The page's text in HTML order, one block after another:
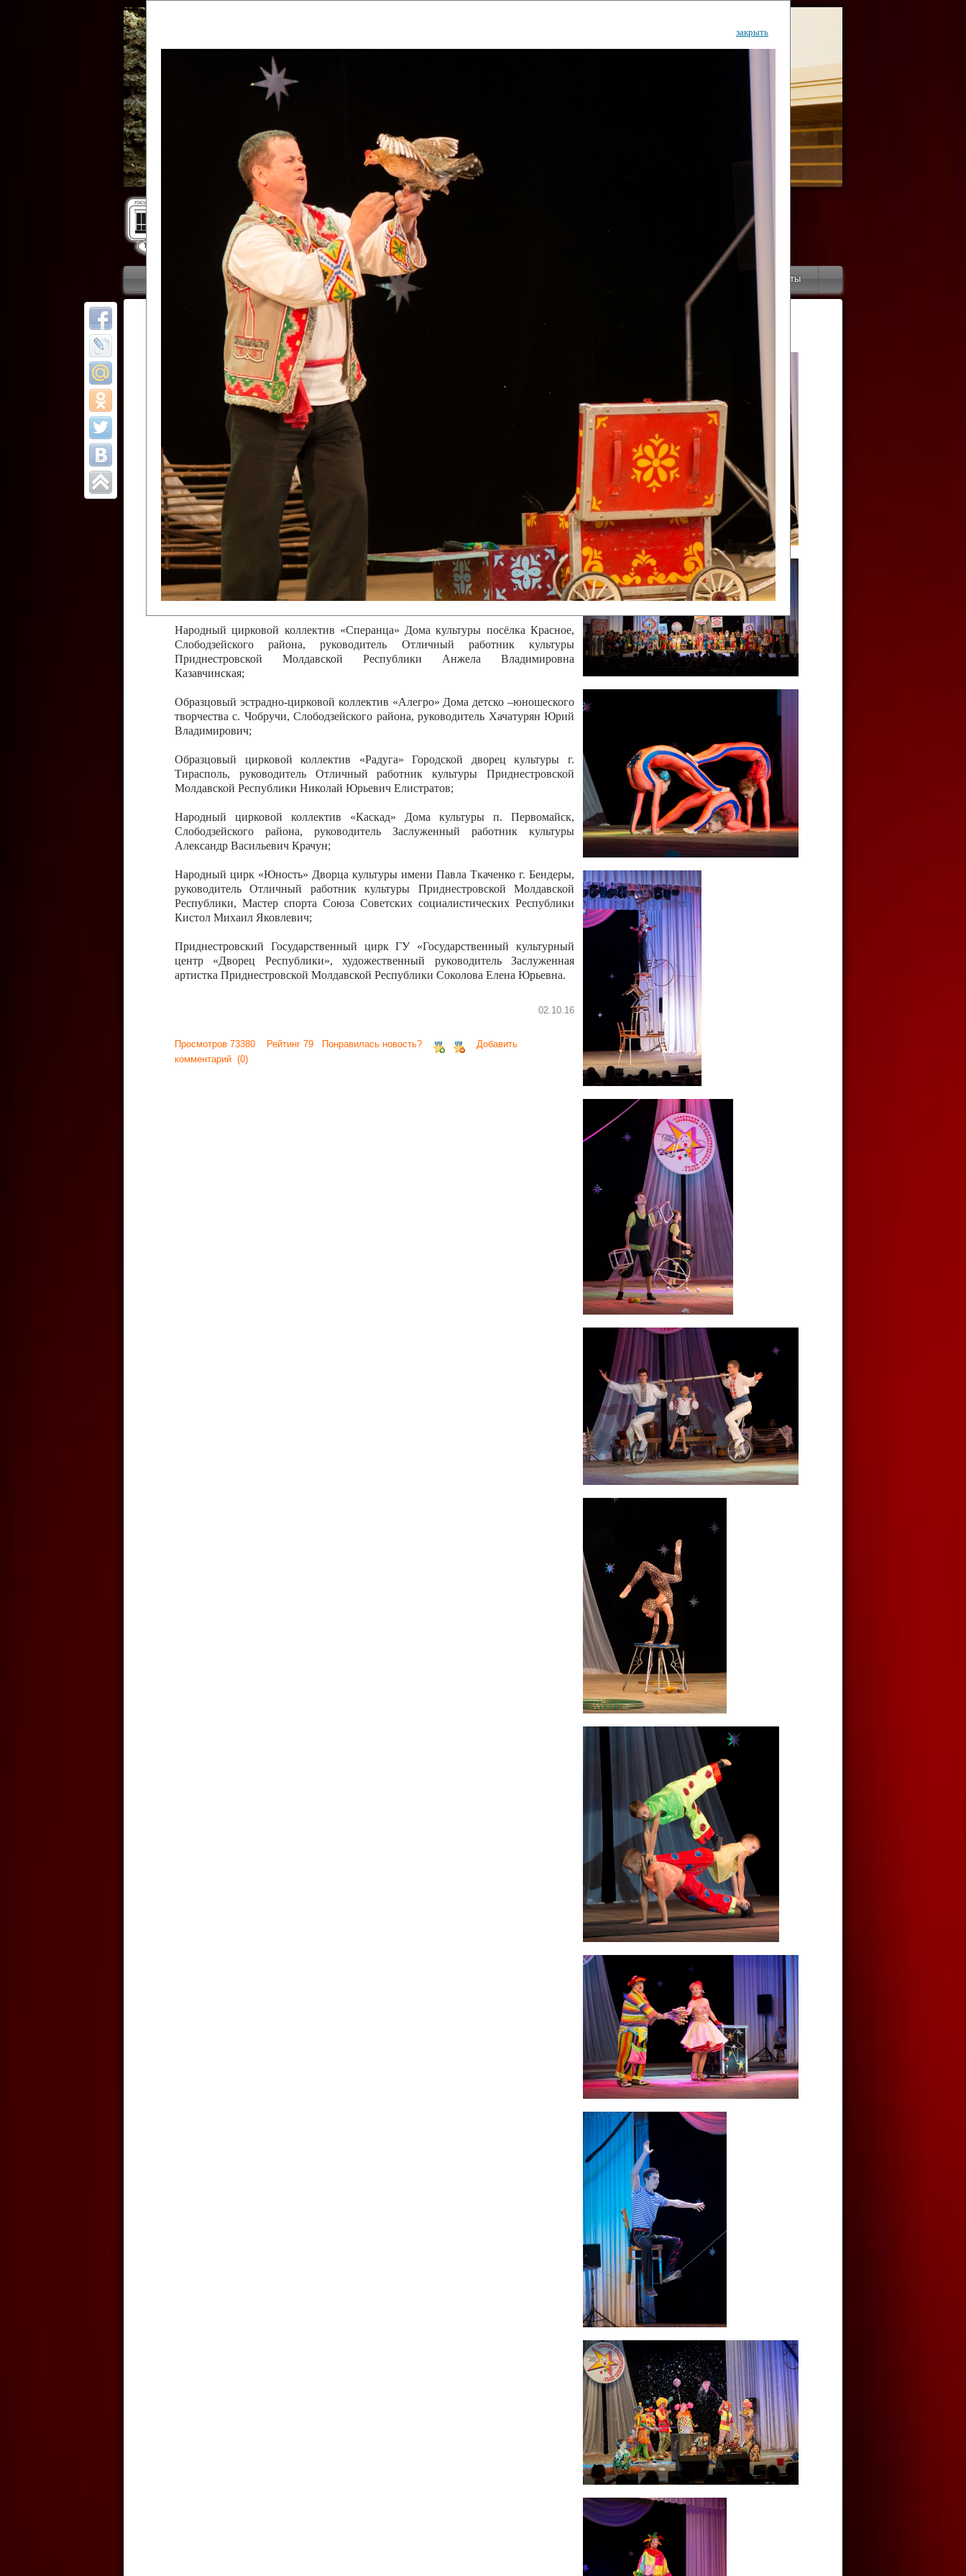
Государственный культурный центр
Дворец Республики
Приветствие Коллективы Новости Инфо Контакты
ОТЧЕТЫ ГКЦ "ДВОРЕЦ РЕСПУБЛИКИ"
закрыть
Финал Республиканского фестиваля
цирковых коллективов "Созвездие
Приднестровского цирка"
Участники фестиваля:
Образцовый эстрадно-цирковой коллектив «Ровесник» Дом культуры с.
Протягайловка, г. Бендеры , руководитель Рогожинер Светлана Георгиевна
Народный цирковой клоунский коллектив «Шари-вари» МУ «Культурно-
досуговый центр «Шелковик» г.Бендеры, руководители Отличные работники
культуры Приднестровской Молдавской Республики Алёна Александровна и
Олег Степанович Райлян;
Народный цирковой коллектив «Энтузиасты» Дома культуры с. Делакеу,
Григориопольского района, руководитель Отличный работник культуры
Приднестровской Молдавской Республики Пётр Петрович Дижмару;
Народный цирковой коллектив «Сперанца» Дома культуры посёлка Красное,
Слободзейского района, руководитель Отличный работник культуры
Приднестровской Молдавской Республики Анжела Владимировна
Казавчинская;
Образцовый эстрадно-цирковой коллектив «Алегро» Дома детско –юношеского
творчества с. Чобручи, Слободзейского района, руководитель Хачатурян Юрий
Владимирович;
Образцовый цирковой коллектив «Радуга» Городской дворец культуры г.
Тирасполь, руководитель Отличный работник культуры Приднестровской
Молдавской Республики Николай Юрьевич Елистратов;
Народный цирковой коллектив «Каскад» Дома культуры п. Первомайск,
Слободзейского района, руководитель Заслуженный работник культуры
Александр Васильевич Крачун;
Народный цирк «Юность» Дворца культуры имени Павла Ткаченко г. Бендеры,
руководитель Отличный работник культуры Приднестровской Молдавской
Республики, Мастер спорта Союза Советских социалистических Республики
Кистол Михаил Яковлевич;
Приднестровский Государственный цирк ГУ «Государственный культурный
центр «Дворец Республики», художественный руководитель Заслуженная
артистка Приднестровской Молдавской Республики Соколова Елена Юрьевна.
02.10.16
Просмотров 73380 Рейтинг 79 Понравилась новость?
Добавить
комментарий (0)